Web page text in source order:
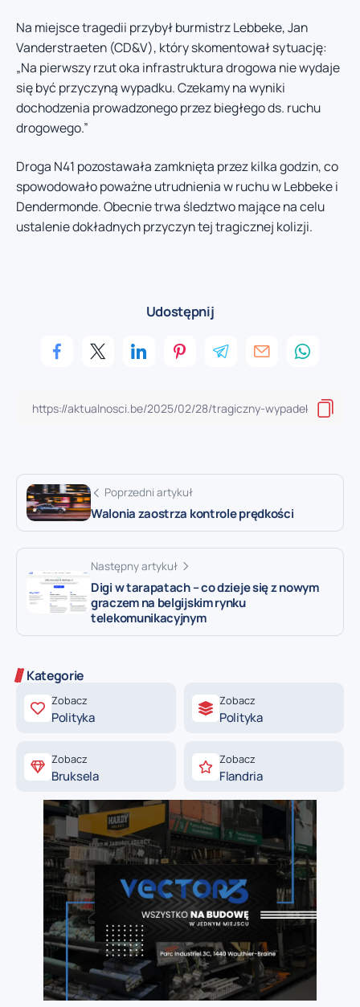
Na miejsce tragedii przybył burmistrz Lebbeke, Jan
Vanderstraeten (CD&V), który skomentował sytuację:
„Na pierwszy rzut oka infrastruktura drogowa nie wydaje
się być przyczyną wypadku. Czekamy na wyniki
dochodzenia prowadzonego przez biegłego ds. ruchu
drogowego.”
Droga N41 pozostawała zamknięta przez kilka godzin, co
spowodowało poważne utrudnienia w ruchu w Lebbeke i
Dendermonde. Obecnie trwa śledztwo mające na celu
ustalenie dokładnych przyczyn tej tragicznej kolizji.
Udostępnij
Poprzedni artykuł
Walonia zaostrza kontrole prędkości
Następny artykuł
Digi w tarapatach – co dzieje się z nowym
graczem na belgijskim rynku
telekomunikacyjnym
Kategorie
Zobacz
Polityka
Zobacz
Polityka
Zobacz
Bruksela
Zobacz
Flandria